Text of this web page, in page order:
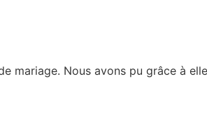
mariage. Nous avons pu grâce à